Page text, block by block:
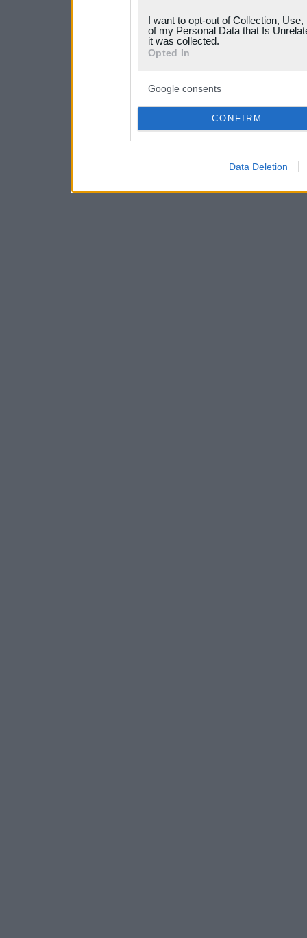
your data for below
consent section.
I want to opt-out of Collection,
of my Personal Data that Is
it was collected.
Opted In
Google consents
CONFIRM
Data Deletion